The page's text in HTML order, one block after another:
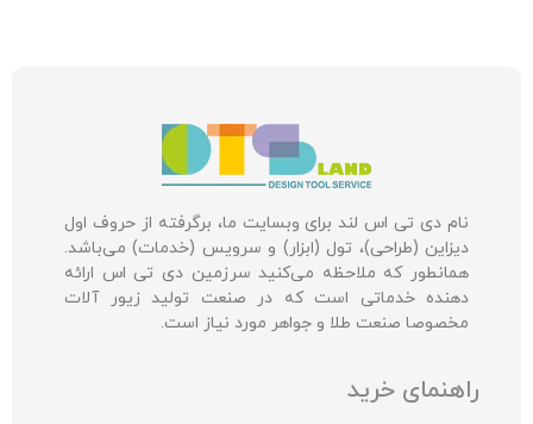
نام دی تی اس لند برای وبسایت ما، برگرفته از حروف اول
دیزاین (طراحی)، تول (ابزار) و سرویس (خدمات) می‌باشد.
همانطور که ملاحظه می‌کنید سرزمین دی تی اس ارائه
دهنده خدماتی است که در صنعت تولید زیور آلات
مخصوصا صنعت طلا و جواهر مورد نیاز است.
راهنمای خرید